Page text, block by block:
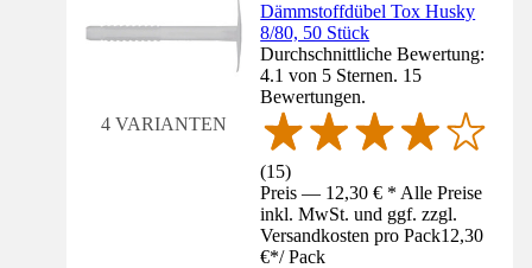
4 VARIANTEN
Dämmstoffdübel Tox Husky
8/80, 50 Stück
Durchschnittliche Bewertung:
4.1 von 5 Sternen. 15
Bewertungen.
(15)
Preis — 12,30 € * Alle Preise
inkl. MwSt. und ggf. zzgl.
Versandkosten pro Pack12,30
€*/ Pack